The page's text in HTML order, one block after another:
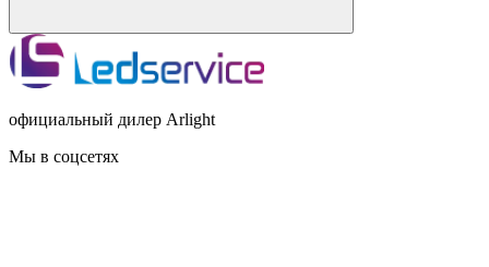
официальный дилер Arlight
Мы в соцсетях